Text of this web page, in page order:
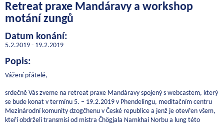
Retreat praxe Mandáravy a workshop
motání zungů
Datum konání:
5.2.2019 - 19.2.2019
Popis:
Vážení přátelé,
srdečně Vás zveme na retreat praxe Mandáravy spojený s webcastem, který
se bude konat v termínu 5. – 19.2.2019 v Phendelingu, meditačním centru
Mezinárodní komunity dzogčhenu v České republice a jenž je otevřen všem,
kteří obdrželi transmisi od mistra Čhögjala Namkhai Norbu a lung této